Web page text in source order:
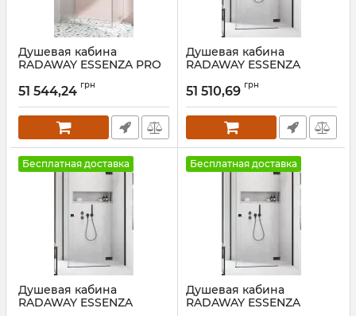
Душевая кабина
RADAWAY ESSENZA PRO
Правая
Артикул:10097090-01-
01R+10098070-01-01
51 544,24 грн
Душевая кабина
RADAWAY ESSENZA
Артикул:1385042-54-01R+384051-
51 510,69 грн
Бесплатная доставка
Душевая кабина
RADAWAY ESSENZA
Бесплатная доставка
Душевая кабина
RADAWAY ESSENZA